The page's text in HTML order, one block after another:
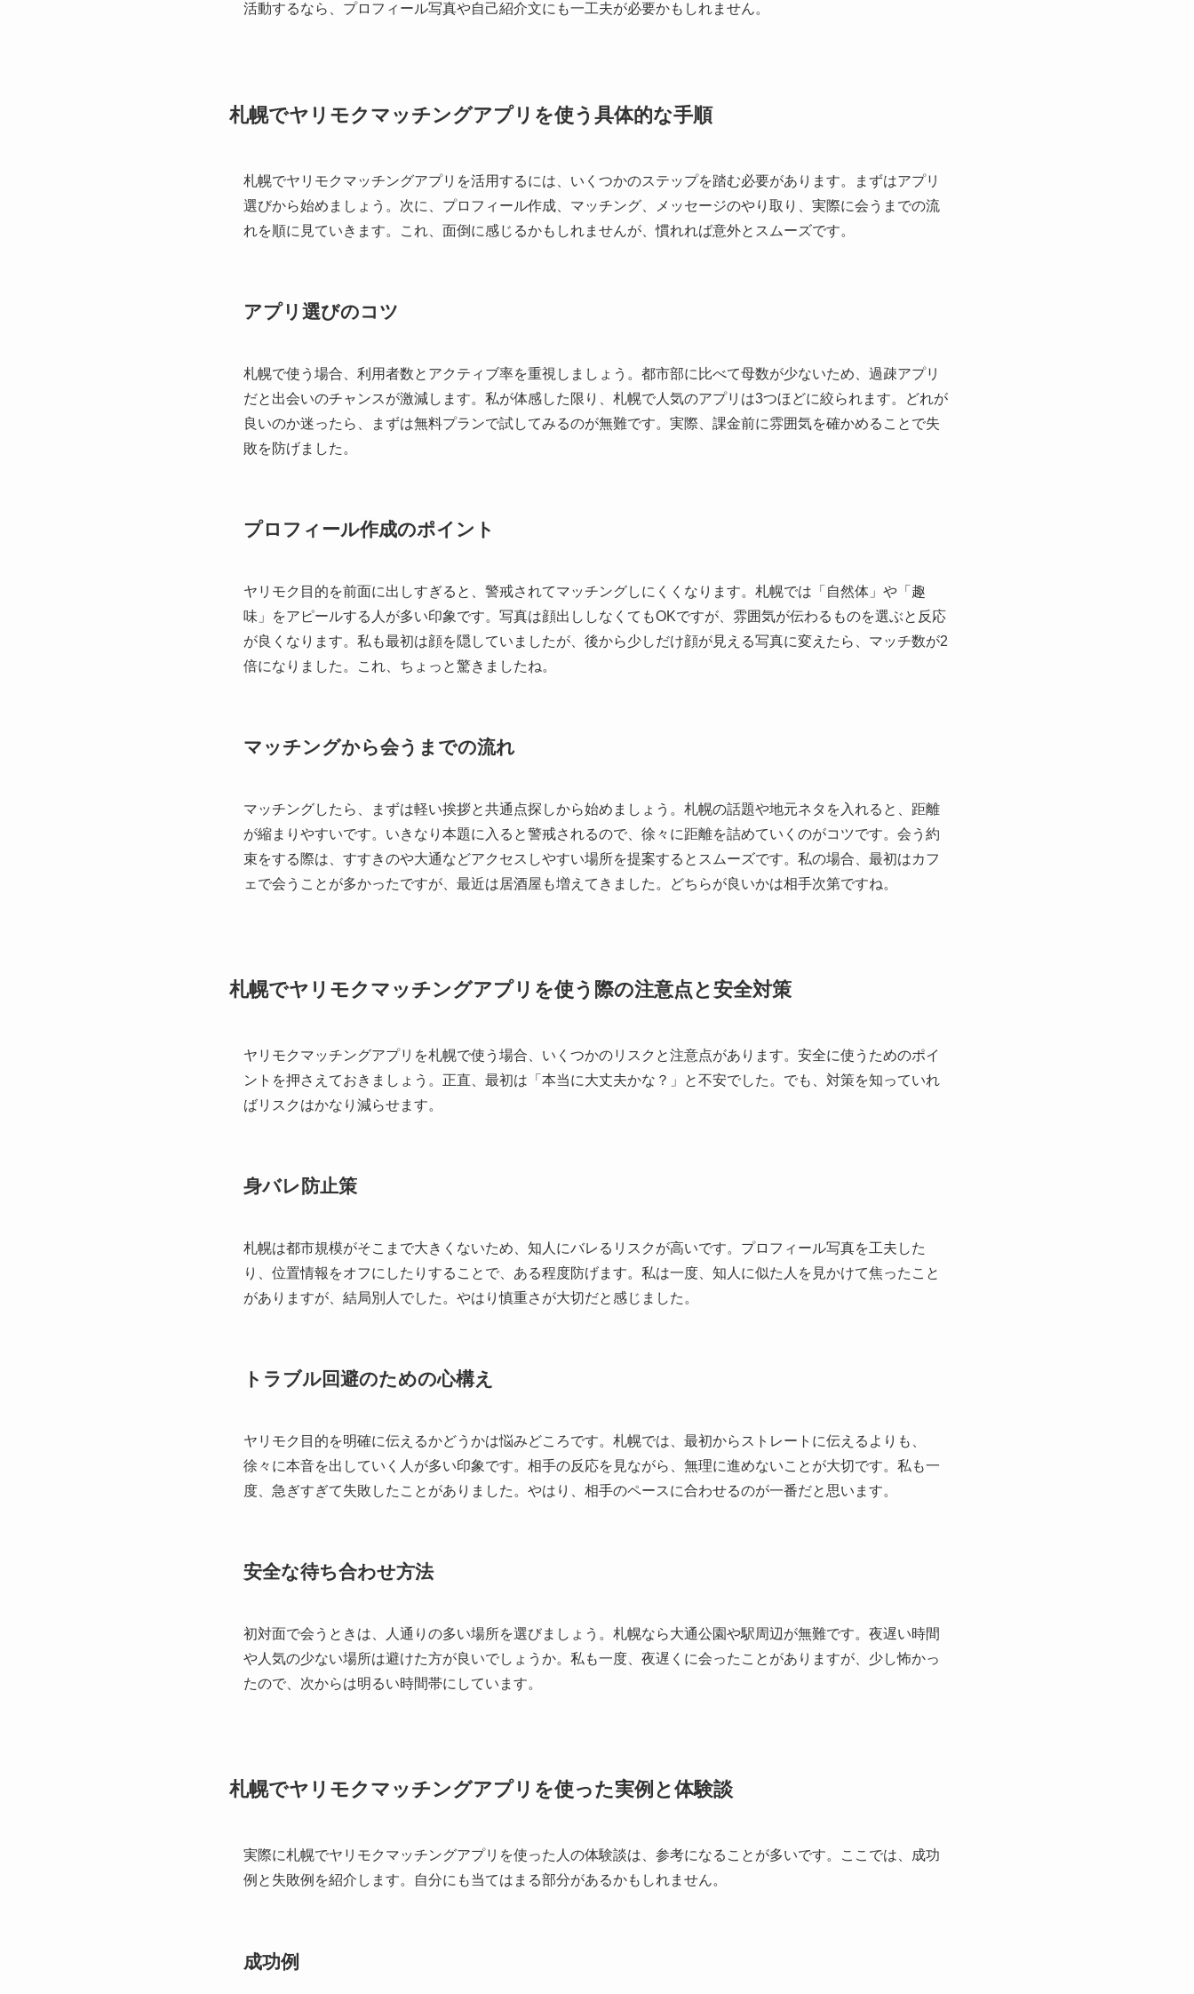
活動するなら、プロフィール写真や自己紹介文にも一工夫が必要かもしれません。
札幌でヤリモクマッチングアプリを使う具体的な手順
札幌でヤリモクマッチングアプリを活用するには、いくつかのステップを踏む必要があります。まずはアプリ
選びから始めましょう。次に、プロフィール作成、マッチング、メッセージのやり取り、実際に会うまでの流
れを順に見ていきます。これ、面倒に感じるかもしれませんが、慣れれば意外とスムーズです。
アプリ選びのコツ
札幌で使う場合、利用者数とアクティブ率を重視しましょう。都市部に比べて母数が少ないため、過疎アプリ
だと出会いのチャンスが激減します。私が体感した限り、札幌で人気のアプリは3つほどに絞られます。どれが
良いのか迷ったら、まずは無料プランで試してみるのが無難です。実際、課金前に雰囲気を確かめることで失
敗を防げました。
プロフィール作成のポイント
ヤリモク目的を前面に出しすぎると、警戒されてマッチングしにくくなります。札幌では「自然体」や「趣
味」をアピールする人が多い印象です。写真は顔出ししなくてもOKですが、雰囲気が伝わるものを選ぶと反応
が良くなります。私も最初は顔を隠していましたが、後から少しだけ顔が見える写真に変えたら、マッチ数が2
倍になりました。これ、ちょっと驚きましたね。
マッチングから会うまでの流れ
マッチングしたら、まずは軽い挨拶と共通点探しから始めましょう。札幌の話題や地元ネタを入れると、距離
が縮まりやすいです。いきなり本題に入ると警戒されるので、徐々に距離を詰めていくのがコツです。会う約
束をする際は、すすきのや大通などアクセスしやすい場所を提案するとスムーズです。私の場合、最初はカフ
ェで会うことが多かったですが、最近は居酒屋も増えてきました。どちらが良いかは相手次第ですね。
札幌でヤリモクマッチングアプリを使う際の注意点と安全対策
ヤリモクマッチングアプリを札幌で使う場合、いくつかのリスクと注意点があります。安全に使うためのポイ
ントを押さえておきましょう。正直、最初は「本当に大丈夫かな？」と不安でした。でも、対策を知っていれ
ばリスクはかなり減らせます。
身バレ防止策
札幌は都市規模がそこまで大きくないため、知人にバレるリスクが高いです。プロフィール写真を工夫した
り、位置情報をオフにしたりすることで、ある程度防げます。私は一度、知人に似た人を見かけて焦ったこと
がありますが、結局別人でした。やはり慎重さが大切だと感じました。
トラブル回避のための心構え
ヤリモク目的を明確に伝えるかどうかは悩みどころです。札幌では、最初からストレートに伝えるよりも、
徐々に本音を出していく人が多い印象です。相手の反応を見ながら、無理に進めないことが大切です。私も一
度、急ぎすぎて失敗したことがありました。やはり、相手のペースに合わせるのが一番だと思います。
安全な待ち合わせ方法
初対面で会うときは、人通りの多い場所を選びましょう。札幌なら大通公園や駅周辺が無難です。夜遅い時間
や人気の少ない場所は避けた方が良いでしょうか。私も一度、夜遅くに会ったことがありますが、少し怖かっ
たので、次からは明るい時間帯にしています。
札幌でヤリモクマッチングアプリを使った実例と体験談
実際に札幌でヤリモクマッチングアプリを使った人の体験談は、参考になることが多いです。ここでは、成功
例と失敗例を紹介します。自分にも当てはまる部分があるかもしれません。
成功例